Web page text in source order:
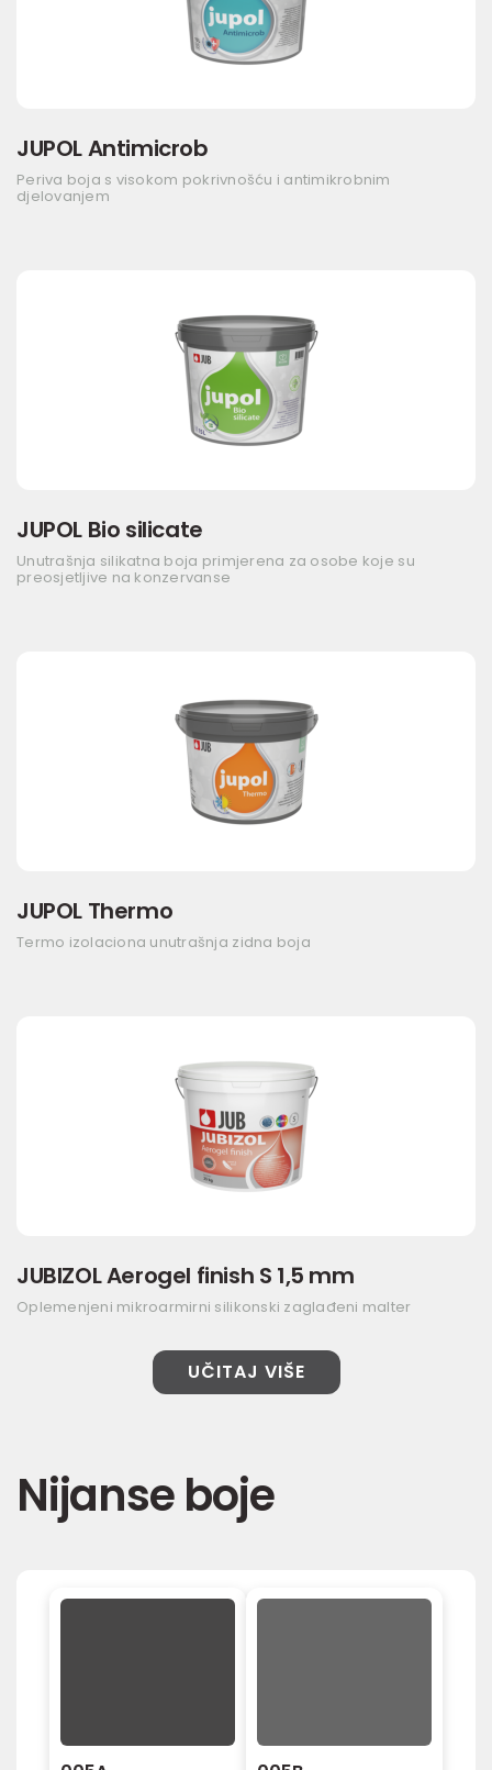
JUPOL Antimicrob
Periva boja s visokom pokrivnošću i antimikrobnim
djelovanjem
JUPOL Bio silicate
Unutrašnja silikatna boja primjerena za osobe koje su
preosjetljive na konzervanse
JUPOL Thermo
Termo izolaciona unutrašnja zidna boja
JUBIZOL Aerogel finish S 1,5 mm
Oplemenjeni mikroarmirni silikonski zaglađeni malter
UČITAJ VIŠE
Nijanse boje